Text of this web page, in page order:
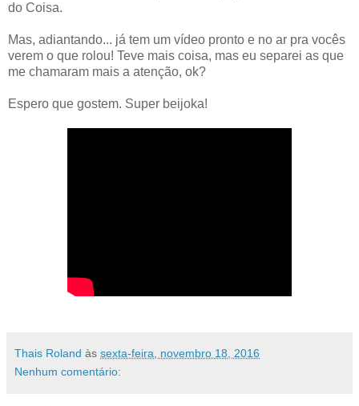
do Coisa.
Mas, adiantando... já tem um vídeo pronto e no ar pra vocês
verem o que rolou! Teve mais coisa, mas eu separei as que
me chamaram mais a atenção, ok?
Espero que gostem. Super beijoka!
Thais Roland às sexta-feira, novembro 18, 2016
Nenhum comentário: